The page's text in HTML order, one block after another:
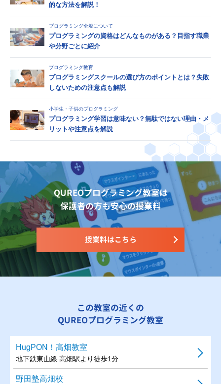
的な方法を解説！
プログラミング全般について
プログラミングの資格はどんなものがある？目指す職業
や分野ごとに紹介
プログラミング教育
プログラミングスクールの選び方のポイントとは？失敗
しないための注意点も解説
小学生・子供のプログラミング
プログラミング学習は意味ない？無駄ではない理由・メ
リットや注意点を解説
QUREOプログラミング教室は
保護者の方も安心の授業料
授業料はこちら
この教室の近くの
QUREOプログラミング教室
HugPON！高畑教室
地下鉄東山線 高畑駅より徒歩1分
野田塾高畑校